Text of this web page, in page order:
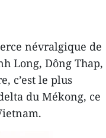
névralgique de
Long, Dông Thap,
c’est le plus
du Mékong, ce